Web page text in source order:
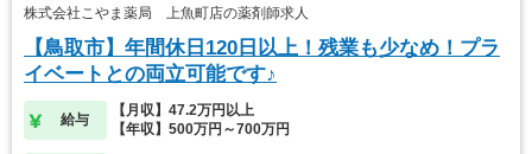
株式会社こやま薬局 上魚町店の薬剤師求人
【鳥取市】年間休日120日以上！残業も少なめ！プラ
イベートとの両立可能です♪
給与
【月収】47.2万円以上
【年収】500万円～700万円